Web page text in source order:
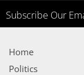
Subscribe Our
Home
Politics